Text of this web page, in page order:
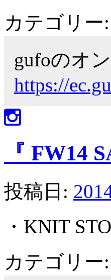
カテゴリー:
gufoのオ
https://
『 FW14
投稿日:
・KNIT
カテゴリー: